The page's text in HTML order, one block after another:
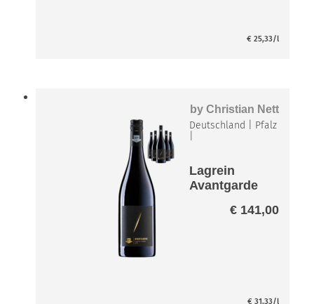
€ 25,33/l
by Christian Nett
Deutschland
Pfalz
Lagrein
Avantgarde
€141,00
€ 31,33/l